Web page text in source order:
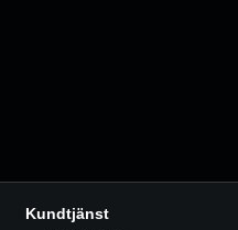
Kundtjänst